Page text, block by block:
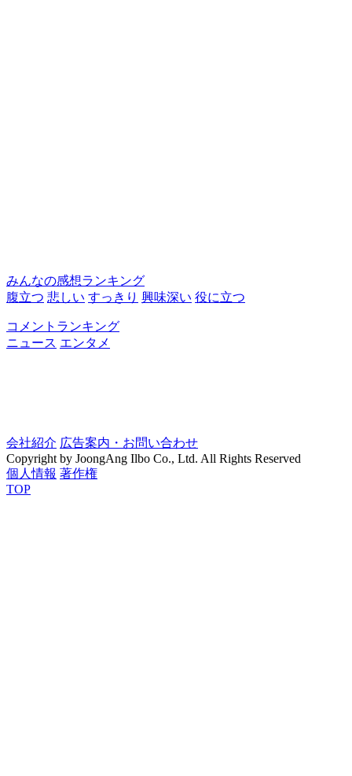
みんなの感想ランキング
腹立つ 悲しい すっきり 興味深い 役に立つ
コメントランキング
ニュース エンタメ
会社紹介 広告案内・お問い合わせ
Copyright by JoongAng Ilbo Co., Ltd. All Rights Reserved
個人情報 著作権
TOP